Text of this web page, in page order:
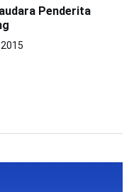
Penderita